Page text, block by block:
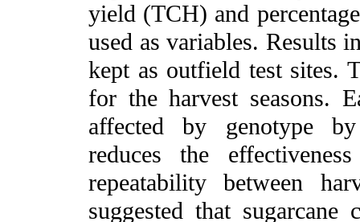
yield (TCH) and
used as variables. Results
kept as outfield test sites.
for the harvest seasons.
affected by genotype
reduces the
repeatability between
suggested that